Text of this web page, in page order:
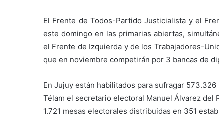
El Frente de Todos-Partido Justicialista y el
este domingo en las primarias abiertas,
el Frente de Izquierda y de los Trabajadores-
que en noviembre competirán por 3 bancas de
En Jujuy están habilitados para sufragar
Télam el secretario electoral Manuel Álvarez del
1.721 mesas electorales distribuidas en 351